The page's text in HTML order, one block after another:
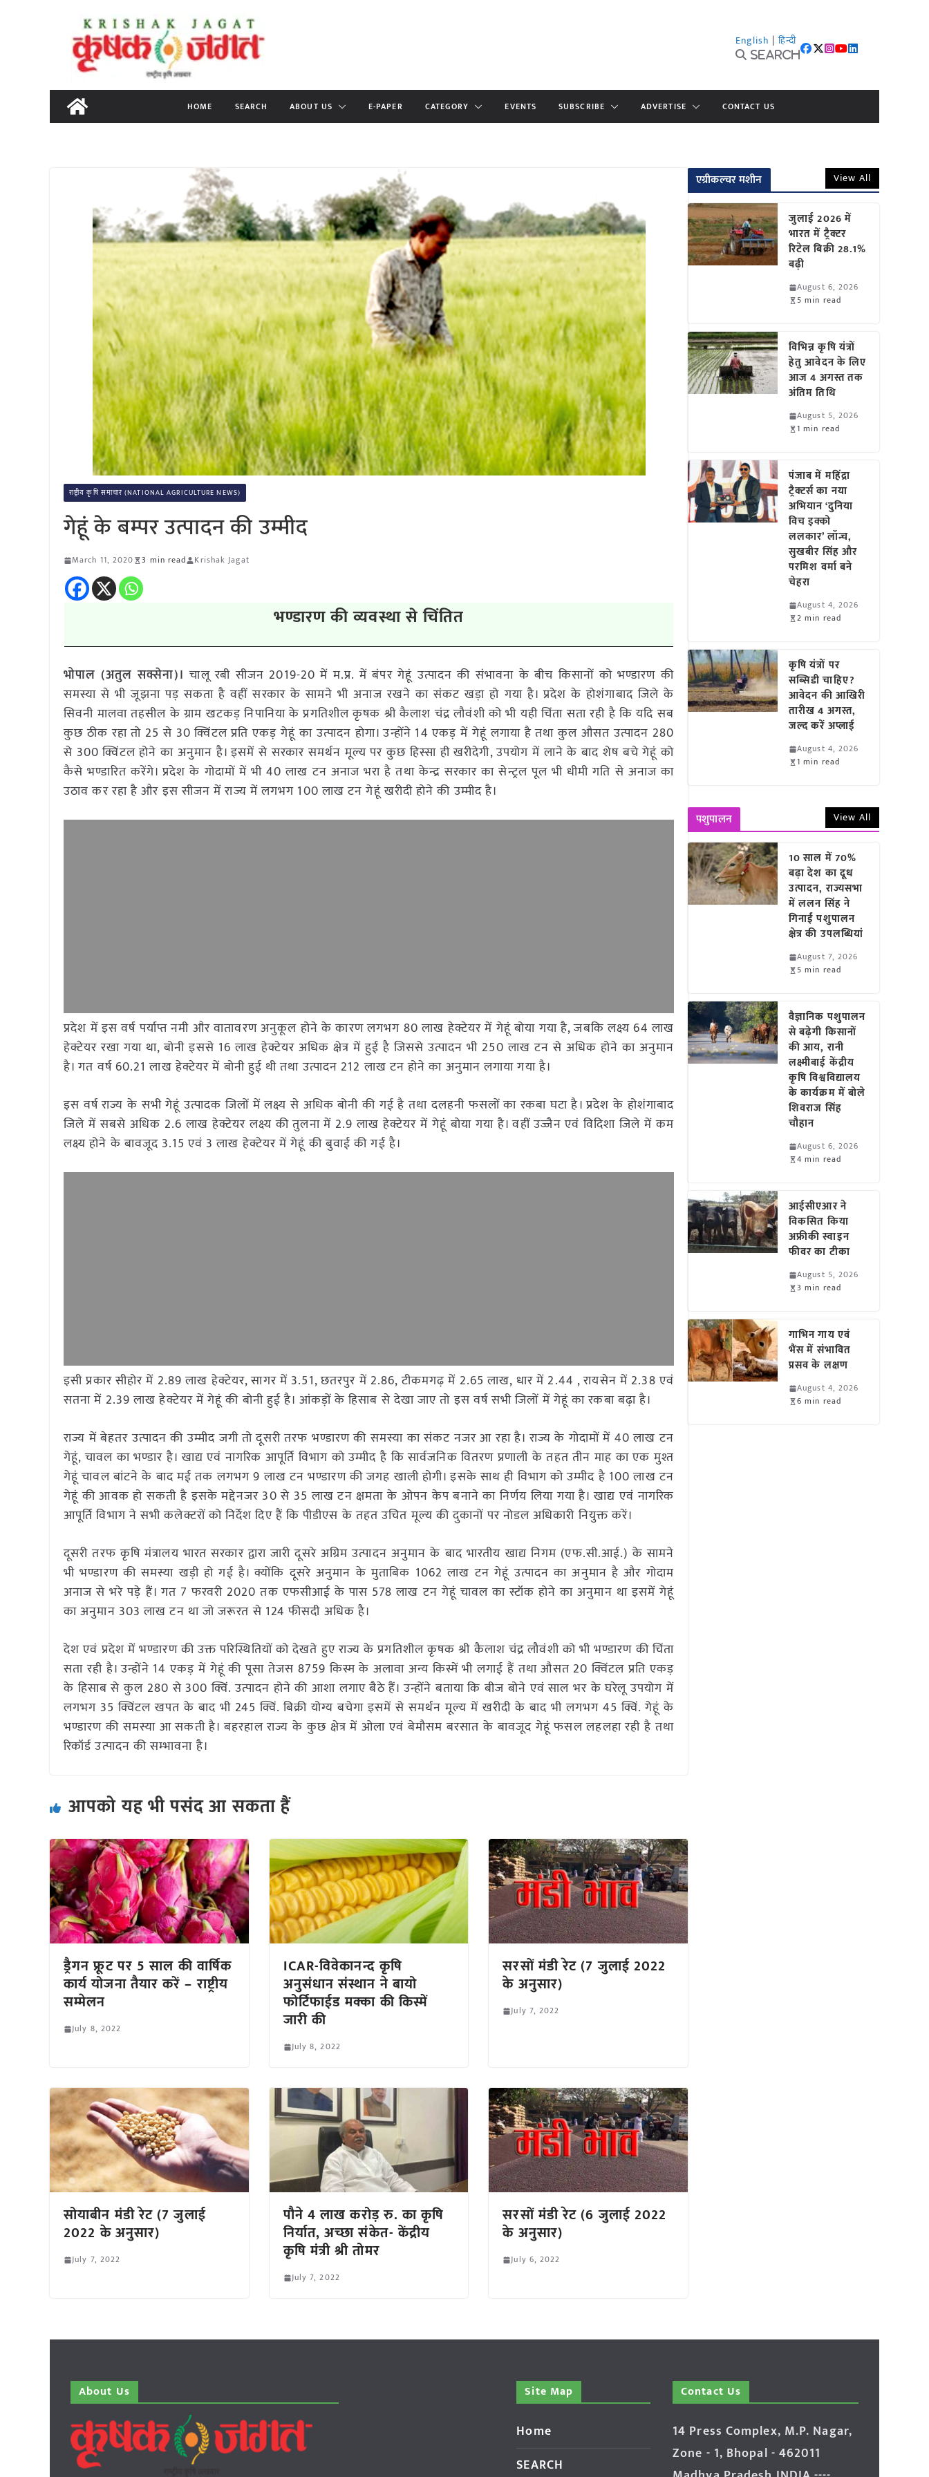
content
English | हिन्दी
Search
HOME SEARCH ABOUT US E-PAPER CATEGORY EVENTS SUBSCRIBE ADVERTISE CONTACT US
राष्ट्रीय कृषि समाचार (NATIONAL AGRICULTURE NEWS)
गेहूं के बम्पर उत्पादन की उम्मीद
March 11, 2020 3 min read Krishak Jagat
भण्डारण की व्यवस्था से चिंतित
भोपाल (अतुल सक्सेना)। चालू रबी सीजन 2019-20 में म.प्र. में बंपर गेहूं उत्पादन की संभावना के बीच किसानों को भण्डारण की
समस्या से भी जूझना पड़ सकता है वहीं सरकार के सामने भी अनाज रखने का संकट खड़ा हो गया है। प्रदेश के होशंगाबाद जिले के
सिवनी मालवा तहसील के ग्राम खटकड़ निपानिया के प्रगतिशील कृषक श्री कैलाश चंद्र लौवंशी को भी यही चिंता सता रही है कि यदि सब
कुछ ठीक रहा तो 25 से 30 क्विंटल प्रति एकड़ गेहूं का उत्पादन होगा। उन्होंने 14 एकड़ में गेहूं लगाया है तथा कुल औसत उत्पादन 280
से 300 क्विंटल होने का अनुमान है। इसमें से सरकार समर्थन मूल्य पर कुछ हिस्सा ही खरीदेगी, उपयोग में लाने के बाद शेष बचे गेहूं को
कैसे भण्डारित करेंगे। प्रदेश के गोदामों में भी 40 लाख टन अनाज भरा है तथा केन्द्र सरकार का सेन्ट्रल पूल भी धीमी गति से अनाज का
उठाव कर रहा है और इस सीजन में राज्य में लगभग 100 लाख टन गेहूं खरीदी होने की उम्मीद है।
प्रदेश में इस वर्ष पर्याप्त नमी और वातावरण अनुकूल होने के कारण लगभग 80 लाख हेक्टेयर में गेहूं बोया गया है, जबकि लक्ष्य 64 लाख
हेक्टेयर रखा गया था, बोनी इससे 16 लाख हेक्टेयर अधिक क्षेत्र में हुई है जिससे उत्पादन भी 250 लाख टन से अधिक होने का अनुमान
है। गत वर्ष 60.21 लाख हेक्टेयर में बोनी हुई थी तथा उत्पादन 212 लाख टन होने का अनुमान लगाया गया है।
इस वर्ष राज्य के सभी गेहूं उत्पादक जिलों में लक्ष्य से अधिक बोनी की गई है तथा दलहनी फसलों का रकबा घटा है। प्रदेश के होशंगाबाद
जिले में सबसे अधिक 2.6 लाख हेक्टेयर लक्ष्य की तुलना में 2.9 लाख हेक्टेयर में गेहूं बोया गया है। वहीं उज्जैन एवं विदिशा जिले में कम
लक्ष्य होने के बावजूद 3.15 एवं 3 लाख हेक्टेयर में गेहूं की बुवाई की गई है।
इसी प्रकार सीहोर में 2.89 लाख हेक्टेयर, सागर में 3.51, छतरपुर में 2.86, टीकमगढ़ में 2.65 लाख, धार में 2.44 , रायसेन में 2.38 एवं
सतना में 2.39 लाख हेक्टेयर में गेहूं की बोनी हुई है। आंकड़ों के हिसाब से देखा जाए तो इस वर्ष सभी जिलों में गेहूं का रकबा बढ़ा है।
राज्य में बेहतर उत्पादन की उम्मीद जगी तो दूसरी तरफ भण्डारण की समस्या का संकट नजर आ रहा है। राज्य के गोदामों में 40 लाख टन
गेहूं, चावल का भण्डार है। खाद्य एवं नागरिक आपूर्ति विभाग को उम्मीद है कि सार्वजनिक वितरण प्रणाली के तहत तीन माह का एक मुश्त
गेहूं चावल बांटने के बाद मई तक लगभग 9 लाख टन भण्डारण की जगह खाली होगी। इसके साथ ही विभाग को उम्मीद है 100 लाख टन
गेहूं की आवक हो सकती है इसके मद्देनजर 30 से 35 लाख टन क्षमता के ओपन केप बनाने का निर्णय लिया गया है। खाद्य एवं नागरिक
आपूर्ति विभाग ने सभी कलेक्टरों को निर्देश दिए हैं कि पीडीएस के तहत उचित मूल्य की दुकानों पर नोडल अधिकारी नियुक्त करें।
दूसरी तरफ कृषि मंत्रालय भारत सरकार द्वारा जारी दूसरे अग्रिम उत्पादन अनुमान के बाद भारतीय खाद्य निगम (एफ.सी.आई.) के सामने
भी भण्डारण की समस्या खड़ी हो गई है। क्योंकि दूसरे अनुमान के मुताबिक 1062 लाख टन गेहूं उत्पादन का अनुमान है और गोदाम
अनाज से भरे पड़े हैं। गत 7 फरवरी 2020 तक एफसीआई के पास 578 लाख टन गेहूं चावल का स्टॉक होने का अनुमान था इसमें गेहूं
का अनुमान 303 लाख टन था जो जरूरत से 124 फीसदी अधिक है।
देश एवं प्रदेश में भण्डारण की उक्त परिस्थितियों को देखते हुए राज्य के प्रगतिशील कृषक श्री कैलाश चंद्र लौवंशी को भी भण्डारण की चिंता
सता रही है। उन्होंने 14 एकड़ में गेहूं की पूसा तेजस 8759 किस्म के अलावा अन्य किस्में भी लगाई हैं तथा औसत 20 क्विंटल प्रति एकड़
के हिसाब से कुल 280 से 300 क्विं. उत्पादन होने की आशा लगाए बैठे हैं। उन्होंने बताया कि बीज बोने एवं साल भर के घरेलू उपयोग में
लगभग 35 क्विंटल खपत के बाद भी 245 क्विं. बिक्री योग्य बचेगा इसमें से समर्थन मूल्य में खरीदी के बाद भी लगभग 45 क्विं. गेहूं के
भण्डारण की समस्या आ सकती है। बहरहाल राज्य के कुछ क्षेत्र में ओला एवं बेमौसम बरसात के बावजूद गेहूं फसल लहलहा रही है तथा
रिकॉर्ड उत्पादन की सम्भावना है।
आपको यह भी पसंद आ सकता हैं
ड्रैगन फ्रूट पर 5 साल की वार्षिक
कार्य योजना तैयार करें – राष्ट्रीय
सम्मेलन
July 8, 2022
ICAR-विवेकानन्द कृषि
अनुसंधान संस्थान ने बायो
फोर्टिफाईड मक्का की किस्में
जारी की
July 8, 2022
सरसों मंडी रेट (7 जुलाई 2022
के अनुसार)
July 7, 2022
सोयाबीन मंडी रेट (7 जुलाई
2022 के अनुसार)
July 7, 2022
पौने 4 लाख करोड़ रु. का कृषि
निर्यात, अच्छा संकेत- केंद्रीय
कृषि मंत्री श्री तोमर
July 7, 2022
सरसों मंडी रेट (6 जुलाई 2022
के अनुसार)
July 6, 2022
एग्रीकल्चर मशीन View All
जुलाई 2026 में
भारत में ट्रैक्टर
रिटेल बिक्री 28.1%
बढ़ी
August 6, 2026
5 min read
विभिन्न कृषि यंत्रों
हेतु आवेदन के लिए
आज 4 अगस्त तक
अंतिम तिथि
August 5, 2026
1 min read
पंजाब में महिंद्रा
ट्रैक्टर्स का नया
अभियान ‘दुनिया
विच इक्को
ललकार’ लॉन्च,
सुखबीर सिंह और
परमिश वर्मा बने
चेहरा
August 4, 2026
2 min read
कृषि यंत्रों पर
सब्सिडी चाहिए?
आवेदन की आखिरी
तारीख 4 अगस्त,
जल्द करें अप्लाई
August 4, 2026
1 min read
पशुपालन View All
10 साल में 70%
बढ़ा देश का दूध
उत्पादन, राज्यसभा
में ललन सिंह ने
गिनाईं पशुपालन
क्षेत्र की उपलब्धियां
August 7, 2026
5 min read
वैज्ञानिक पशुपालन
से बढ़ेगी किसानों
की आय, रानी
लक्ष्मीबाई केंद्रीय
कृषि विश्वविद्यालय
के कार्यक्रम में बोले
शिवराज सिंह
चौहान
August 6, 2026
4 min read
आईसीएआर ने
विकसित किया
अफ्रीकी स्वाइन
फीवर का टीका
August 5, 2026
3 min read
गाभिन गाय एवं
भैंस में संभावित
प्रसव के लक्षण
August 4, 2026
6 min read
About Us Site Map
Home
SEARCH
Contact Us
14 Press Complex, M.P. Nagar,
Zone - 1, Bhopal - 462011